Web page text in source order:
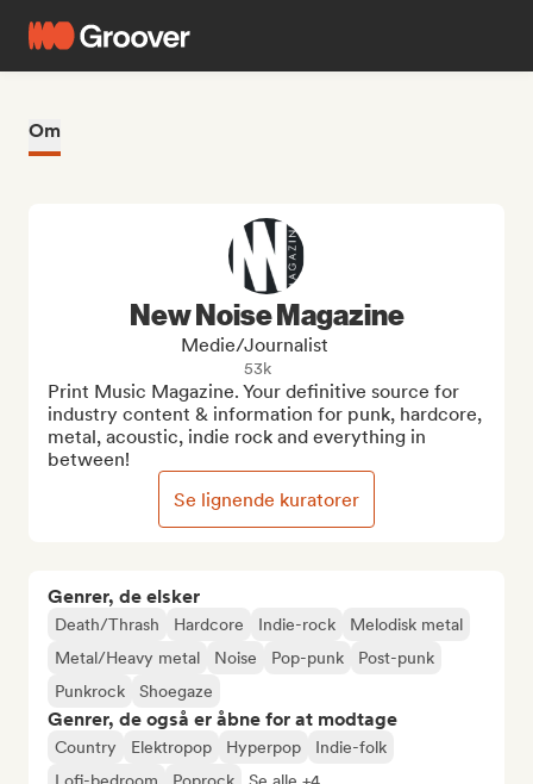
Om
Genrer, de elsker
Death/Thrash Hardcore Indie-rock
Melodisk metal
Metal/Heavy metal
Noise Pop-punk
Post-punk
Punkrock
Shoegaze
Genrer, de også er åbne for at modtage
Country Elektropop Hyperpop
Indie-folk
New Noise Magazine
Medie/journalist
53k
Print Music Magazine. Your definitive source for
industry content & information for punk, hardcore,
metal, acoustic, indie rock and everything in
between!
Se lignende kuratorer